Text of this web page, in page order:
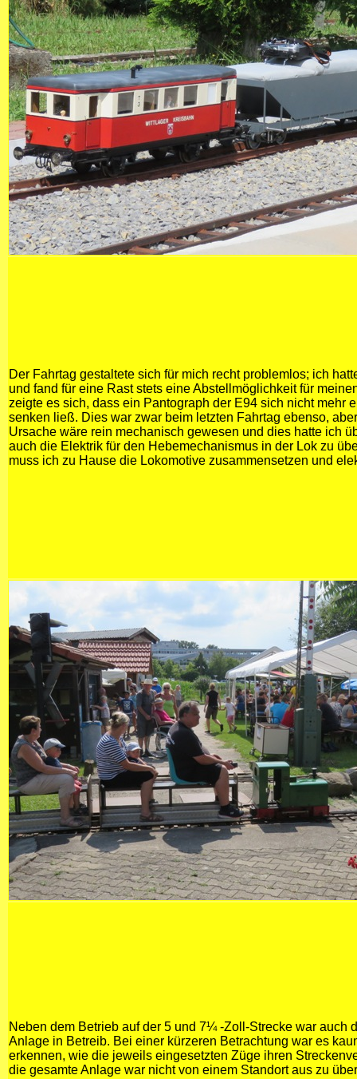
Der Fahrtag gestaltete sich für mich recht problemlos; ich
und fand für eine Rast stets eine Abstellmöglichkeit für
zeigte es sich, dass ein Pantograph der E94 sich nicht mehr
senken ließ. Dies war zwar beim letzten Fahrtag ebenso,
Ursache wäre rein mechanisch gewesen und dies hatte ich
auch die Elektrik für den Hebemechanismus in der Lok zu
muss ich zu Hause die Lokomotive zusammensetzen und
Neben dem Betrieb auf der 5 und 7¼ -Zoll-Strecke war auch
Anlage in Betreib. Bei einer kürzeren Betrachtung war es
erkennen, wie die jeweils eingesetzten Züge ihren
die gesamte Anlage war nicht von einem Standort aus zu